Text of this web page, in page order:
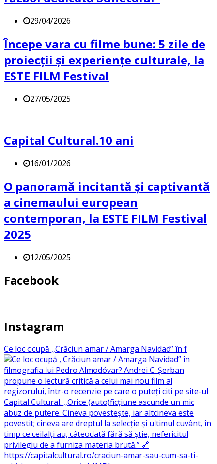
29/04/2026
Începe vara cu filme bune: 5 zile de
proiecții și experiențe culturale, la
ESTE FILM Festival
27/05/2025
Capital Cultural.10 ani
16/01/2026
O panoramă incitantă și captivantă
a cinemaului european
contemporan, la ESTE FILM Festival
2025
12/05/2025
Facebook
Instagram
Ce loc ocupă ,,Crăciun amar / Amarga Navidad” în f